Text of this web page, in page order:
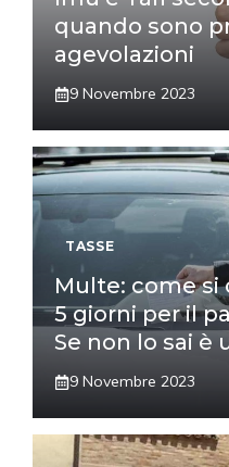
quando sono
agevolazioni
9 Novembre 2023
TASSE
Multe: come si
5 giorni per il
Se non lo sai è
9 Novembre 2023